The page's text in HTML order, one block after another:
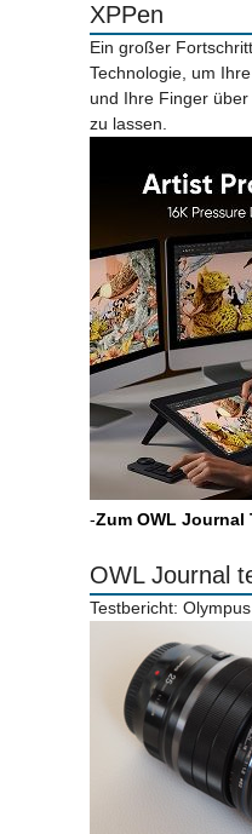
XPPen
Ein großer
Technologie, um
und Ihre Finger
zu lassen.
-Zum OWL Journal
OWL Journal
Testbericht: